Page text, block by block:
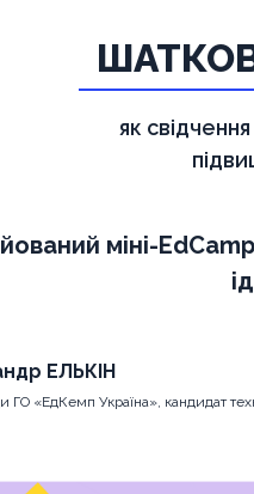
як
міні-
ЕЛЬКІН
ГО «ЕдКемп Україна», кандидат